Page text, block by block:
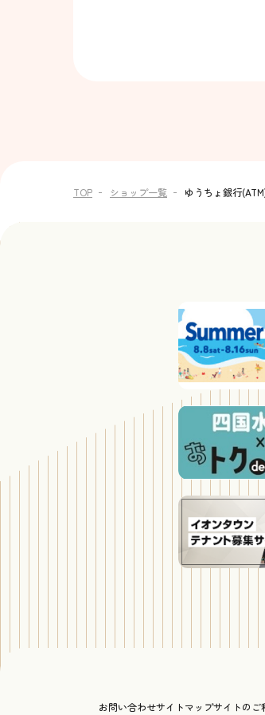
TOP ショップ一覧 ゆうちょ銀行
お問い合わせサイトマップサイトのご